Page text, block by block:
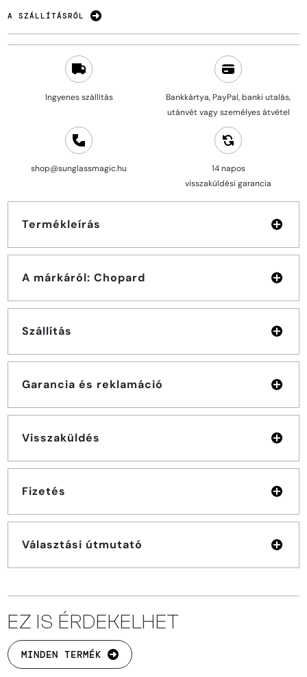
Ingyenes szállítás
Bankkártya, PayPal, banki utalás,
utánvét vagy személyes átvétel
shop@sunglassmagic.hu
14 napos
visszaküldési garancia
Termékleírás
A márkáról: Chopard
Szállítás
Garancia és reklamáció
Visszaküldés
Fizetés
Választási útmutató
A SZÁLLÍTÁSRÓL
EZ IS ÉRDEKELHET
MINDEN TERMÉK